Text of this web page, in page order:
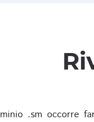
.sm occorre